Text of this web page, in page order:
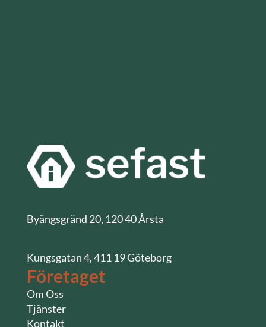
Byängsgränd 20, 120 40 Årsta
Kungsgatan 4, 411 19 Göteborg
Företaget
Om Oss
Tjänster
Kontakt